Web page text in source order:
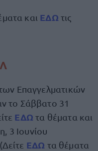
και ΕΔΩ τις
Επαγγελματικών
το Σάββατο 31
ΕΔΩ τα θέματα και
3 Ιουνίου
ΕΔΩ τα θέματα